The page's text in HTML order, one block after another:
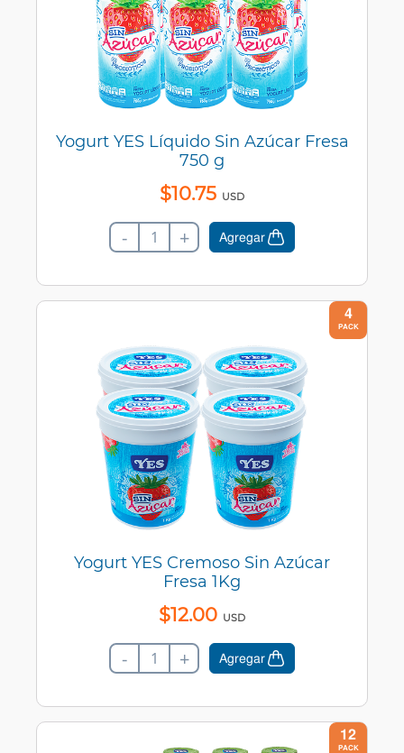
Yogurt YES Líquido Sin Azúcar Fresa
750 g
$10.75 USD
- + Agregar
4
PACK
Yogurt YES Cremoso Sin Azúcar
Fresa 1Kg
$12.00 USD
- + Agregar
12
PACK